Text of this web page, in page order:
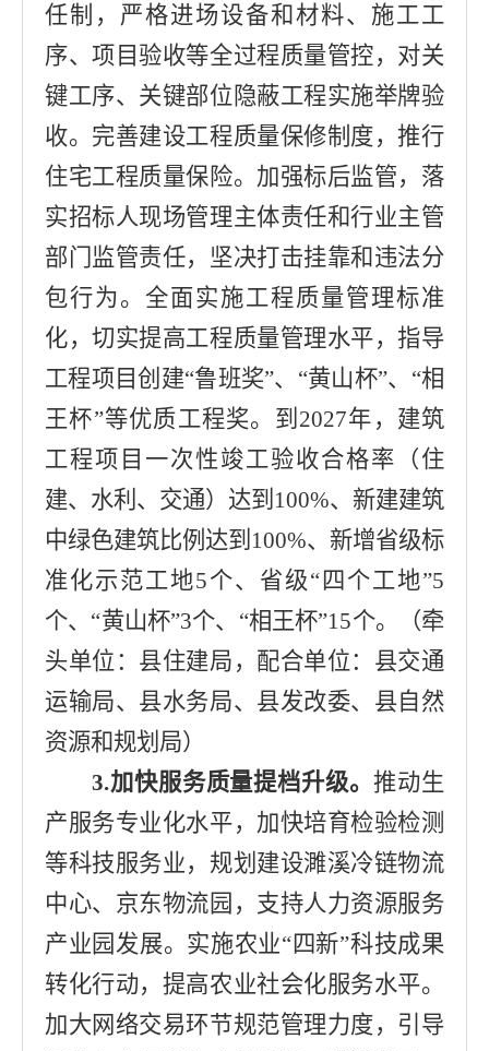
任制，严格进场设备和材料、施工工
序、项目验收等全过程质量管控，对关
键工序、关键部位隐蔽工程实施举牌验
收。完善建设工程质量保修制度，推行
住宅工程质量保险。 加强标后监管，落
实招标人现场管理主体责任和行业主管
部门监管责任，坚决打击挂靠和违法分
包行为。 全面实施工程质量管理标准
化，切实提高工程质量管理水平，指导
工程项目创建“鲁班奖”、 “黄山杯”、 “相
王杯”等优质工程奖。 到 2027年，建筑
工程项目一次性竣工验收合格率（住
建、水利、交通）达到 100%、新建建筑
中绿色建筑比例达到 100%、 新增省级标
准化示范工地5个、省级“ 四个工地”5
个、 “黄山杯”3个、 “相王杯”15个。（牵
头单位： 县住建局 ，配合单位： 县交通
运输局、 县水务局、 县发改委、 县自然
资源和规划局）
3.加快服务质量提档升级。推动生
产服务专业化水平， 加快培育检验检测
等科技服务业，规划建设濉溪冷链物流
中心、京东物流园，支持人力资源服务
产业园发展。实施农业“四新”科技成果
转化行动，提高农业社会化服务水平。
加大网络交易环节规范管理力度，引导